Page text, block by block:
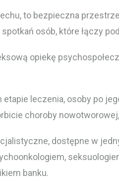
to bezpieczna
osób, które łączy
opiekę
leczenia, osoby po
choroby
dostępne w
banku.